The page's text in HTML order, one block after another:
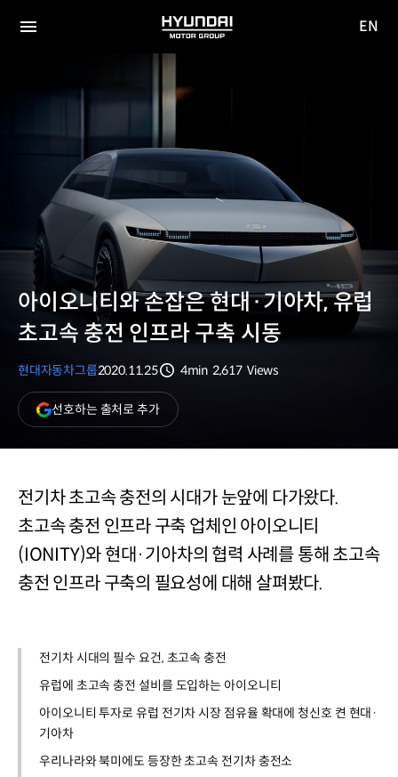
HYUNDAI
MOTOR
EN
아이오니티와 손잡은 현대·기아차, 유럽
초고속 충전 인프라 구축 시동
현대자동차그룹2020.11.25
4min 2,617 Views
선호하는 출처로 추가(새
창
열림)
전기차 초고속 충전의 시대가 눈앞에 다가왔다.
초고속 충전 인프라 구축 업체인 아이오니티
(IONITY)와 현대·기아차의 협력 사례를 통해 초고속
충전 인프라 구축의 필요성에 대해 살펴봤다.
전기차 시대의 필수 요건, 초고속 충전
유럽에 초고속 충전 설비를 도입하는 아이오니티
아이오니티 투자로 유럽 전기차 시장 점유율 확대에 청신호 켠 현대·
기아차
우리나라와 북미에도 등장한 초고속 전기차 충전소